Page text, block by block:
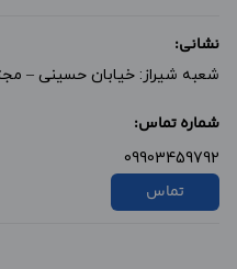
نشانی:
شعبه شیراز: خیابان حسینی –
شماره تماس:
09903459792
تماس